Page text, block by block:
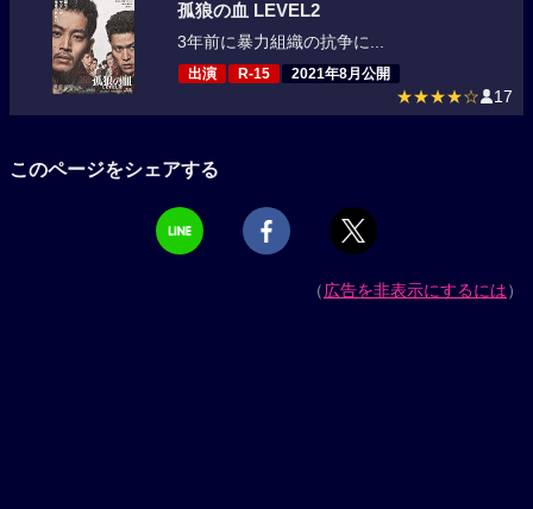
孤狼の血 LEVEL2
3年前に暴力組織の抗争に...
出演 R-15 2021年8月公開
★★★★☆ 17
このページをシェアする
（広告を非表示にするには）